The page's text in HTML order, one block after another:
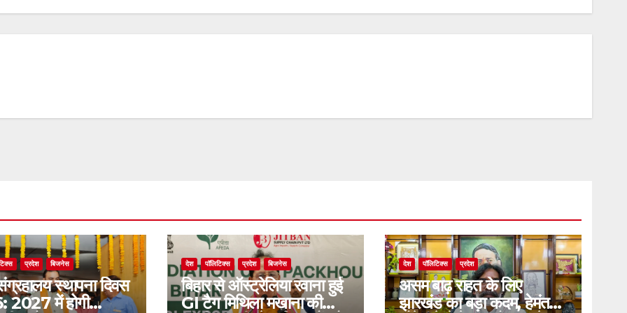
प्रदेश बिजनेस
स्थापना दिवस
2027 में होगी
देश पॉलिटिक्स प्रदेश बिजनेस
बिहार से ऑस्ट्रेलिया रवाना हुई
GI टैग मिथिला मखाना की
देश पॉलिटिक्स प्रदेश
असम बाढ़ राहत के लिए
झारखंड का बड़ा कदम, हेमंत